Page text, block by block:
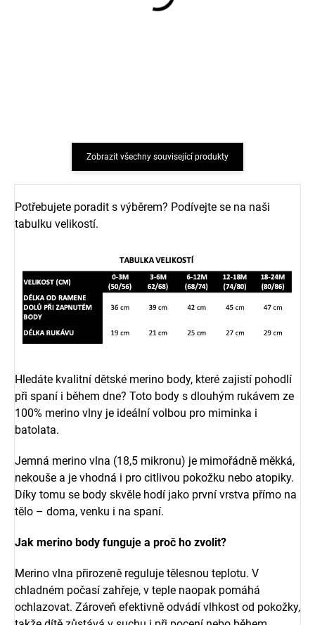
Zobrazit všechny související produkty
Potřebujete poradit s výběrem? Podívejte se na naši
tabulku velikostí.
Hledáte kvalitní dětské merino body, které zajistí pohodlí
při spaní i během dne? Toto body s dlouhým rukávem ze
100% merino vlny je ideální volbou pro miminka i
batolata.
Jemná merino vlna (18,5 mikronu) je mimořádně měkká,
nekouše a je vhodná i pro citlivou pokožku nebo atopiky.
Díky tomu se body skvěle hodí jako první vrstva přímo na
tělo – doma, venku i na spaní.
Jak merino body funguje a proč ho zvolit?
Merino vlna přirozeně reguluje tělesnou teplotu. V
chladném počasí zahřeje, v teple naopak pomáhá
ochlazovat. Zároveň efektivně odvádí vlhkost od pokožky,